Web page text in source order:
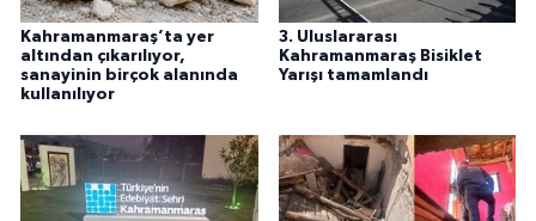
Kahramanmaraş’ta yer
altından çıkarılıyor,
sanayinin birçok alanında
kullanılıyor
3. Uluslararası
Kahramanmaraş Bisiklet
Yarışı tamamlandı